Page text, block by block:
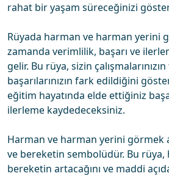
rahat bir yaşam süreceğinizi
Rüyada harman ve harman yerini
zamanda verimlilik, başarı ve
gelir. Bu rüya, sizin
başarılarınızın fark edildiğini
eğitim hayatında elde ettiğiniz
ilerleme kaydedeceksiniz.
Harman ve harman yerini görmek
ve bereketin sembolüdür. Bu rüya,
bereketin artacağını ve maddi